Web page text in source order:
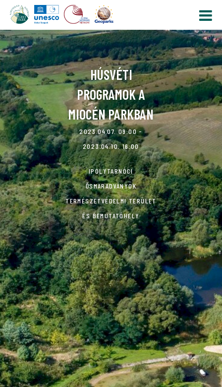
HÚSVÉTI
PROGRAMOK A
MIOCÉN PARKBAN
2023.04.07. 09:00 -
2023.04.10. 16:00
IPOLYTARNÓCI
ŐSMARADVÁNYOK
TERMÉSZETVÉDELMI TERÜLET
ÉS BEMUTATÓHELY